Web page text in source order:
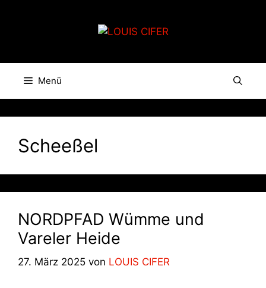
Menü
Scheeßel
NORDPFAD Wümme und
Vareler Heide
27. März 2025 von LOUIS CIFER